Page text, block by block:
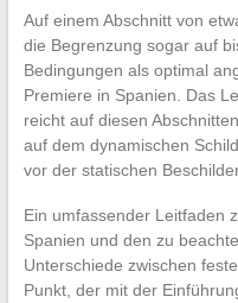
Auf einem Abschnitt von
die Begrenzung sogar auf
Bedingungen als optimal
Premiere in Spanien. Das
reicht auf diesen
auf dem dynamischen
vor der statischen
Ein umfassender Leitfaden
Spanien und den zu
Unterschiede zwischen
Punkt, der mit der